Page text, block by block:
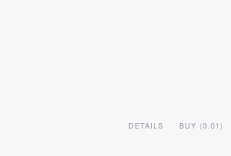
DETAILS BUY (0.01)